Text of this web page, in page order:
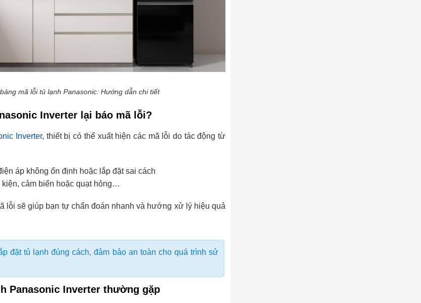
mã lỗi tủ lạnh Panasonic: Hướng dẫn chi tiết
Inverter lại báo mã lỗi?
Inverter, thiết bị có thể xuất hiện các mã lỗi do tác động từ
áp không ổn định hoặc lắp đặt sai cách
kiện, cảm biến hoặc quạt hỏng…
lỗi sẽ giúp bạn tự chẩn đoán nhanh và hướng xử lý hiệu quả
đặt tủ lạnh đúng cách, đảm bảo an toàn cho quá trình sử
Panasonic Inverter thường gặp